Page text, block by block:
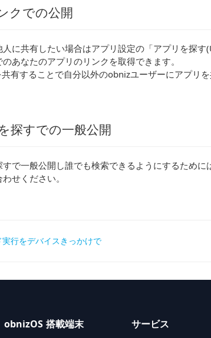
クでの公開
人に共有したい場合はアプリ設定の「アプリを探
のあなたのアプリのリンクを取得できます。
共有することで自分以外のobnizユーザーにアプリを
探すでの一般公開
すで一般公開し誰でも検索できるようにするため
せください。
行をデバイスきっかけで
obnizOS 搭載端末 サービス